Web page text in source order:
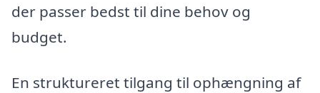
der passer bedst til dine behov og
budget.
En struktureret tilgang til ophængning af